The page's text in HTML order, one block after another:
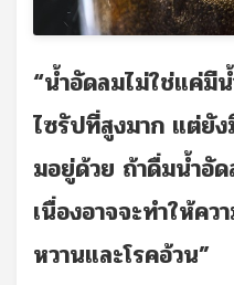
“น้ำอัดลมไม่ใช่แค่มี
ไซรัปที่สูงมาก แต่ยัง
มอยู่ด้วย ถ้าดื่มน้ำอั
เนื่องอาจจะทำให้คว
หวานและโรคอ้วน”